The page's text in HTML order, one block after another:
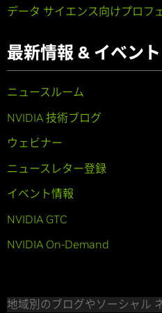
データ サイエンス向けプロフ
最新情報 & イベント
ニュースルーム
NVIDIA 技術ブログ
ウェビナー
ニュースレター登録
イベント情報
NVIDIA GTC
NVIDIA On-Demand
地域別のブログやソーシャル